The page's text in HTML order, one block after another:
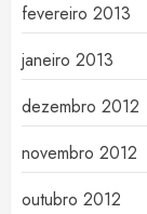
fevereiro 2013
janeiro 2013
dezembro 2012
novembro 2012
outubro 2012